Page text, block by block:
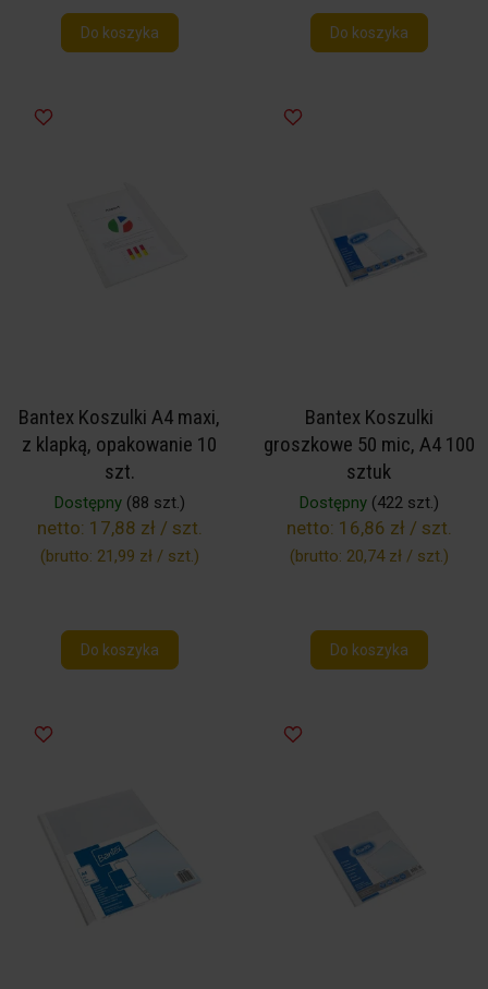
Do koszyka Do koszyka
Bantex Koszulki A4 maxi,
z klapką, opakowanie 10
szt.
Dostępny(88 szt.)
netto: 17,88 zł / szt.
(brutto: 21,99 zł / szt.)
Do koszyka
Bantex Koszulki
groszkowe 50 mic, A4 100
sztuk
Dostępny(422 szt.)
netto: 16,86 zł / szt.
(brutto: 20,74 zł / szt.)
Do koszyka